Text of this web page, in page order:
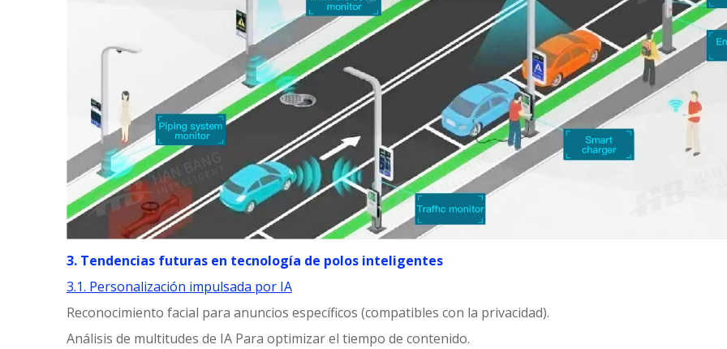
3. Tendencias futuras en tecnología de polos inteligentes
3.1. Personalización impulsada por IA
Reconocimiento facial para anuncios específicos (compatibles con la privacidad).
Análisis de multitudes de IA Para optimizar el tiempo de contenido.